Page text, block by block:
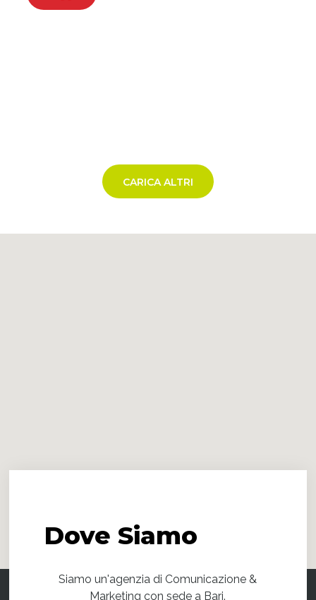
CARICA ALTRI
DoveSiamo
Siamo un'agenzia di Comunicazione &
Marketing con sede a Bari.